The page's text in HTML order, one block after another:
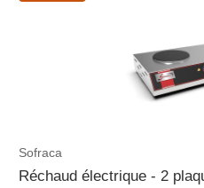
Sofraca
Réchaud électrique - 2